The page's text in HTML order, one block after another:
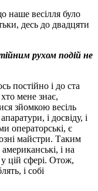
наше весілля було
десь до двадцяти
рухом подій не
постійно і до ста
мене знає,
зйомкою весіль
і досвіду, і
операторські, є
майстри. Таким
і на
у цій сфері. Отож,
і собі